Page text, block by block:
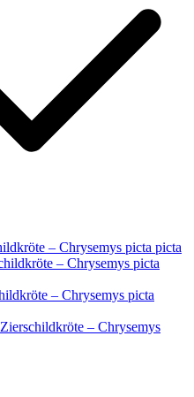
– Chrysemys picta picta
– Chrysemys picta
– Chrysemys picta
– Chrysemys